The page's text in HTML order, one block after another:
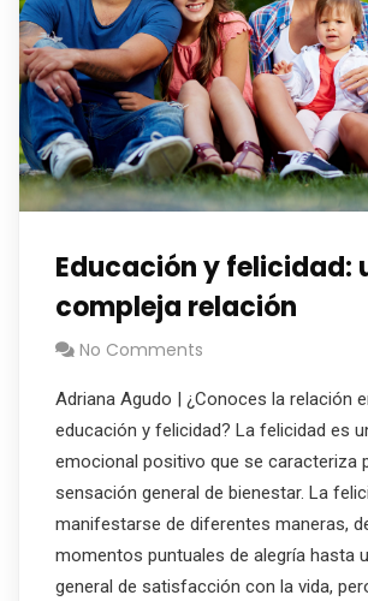
Educación y felicidad:
compleja relación
No Comments
Adriana Agudo | ¿Conoces la relación
educación y felicidad? La felicidad es
emocional positivo que se caracteriza
sensación general de bienestar. La
manifestarse de diferentes maneras,
momentos puntuales de alegría hasta
general de satisfacción con la vida,